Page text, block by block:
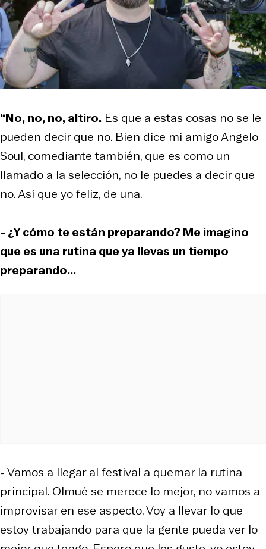
“No, no, no, altiro. Es que a estas cosas no se le
pueden decir que no. Bien dice mi amigo Angelo
Soul, comediante también, que es como un
llamado a la selección, no le puedes a decir que
no. Así que yo feliz, de una.
- ¿Y cómo te están preparando? Me imagino
que es una rutina que ya llevas un tiempo
preparando...
- Vamos a llegar al festival a quemar la rutina
principal. Olmué se merece lo mejor, no vamos a
improvisar en ese aspecto. Voy a llevar lo que
estoy trabajando para que la gente pueda ver lo